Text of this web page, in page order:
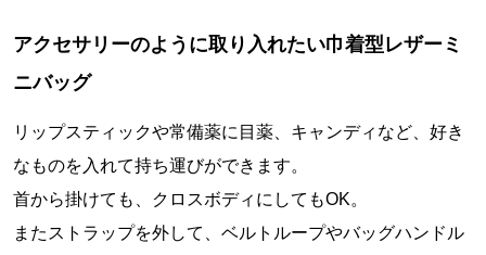
アクセサリーのように取り入れたい巾着型レザーミ
ニバッグ
リップスティックや常備薬に目薬、キャンディなど、好き
なものを入れて持ち運びができます。
首から掛けても、クロスボディにしてもOK。
またストラップを外して、ベルトループやバッグハンドル